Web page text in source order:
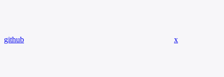
github x